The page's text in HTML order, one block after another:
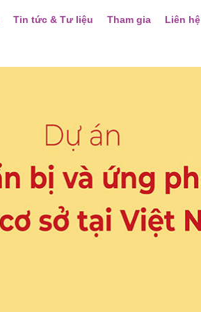
Tin tức & Tư liệu Tham gia Liên hệ